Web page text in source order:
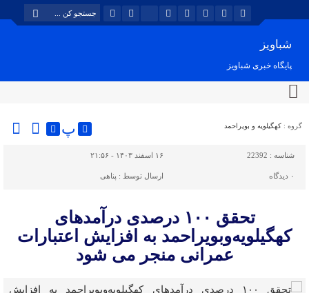
شباویز
پایگاه خبری شباویز
گروه : کهگیلویه و بویراحمد پ
شناسه : 22392 ۱۶ اسفند ۱۴۰۳ - ۲۱:۵۶
۰ دیدگاه ارسال توسط : پناهی
تحقق ۱۰۰ درصدی درآمدهای
کهگیلویه‌وبویراحمد به افزایش اعتبارات
عمرانی منجر می شود